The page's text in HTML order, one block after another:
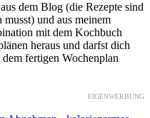
dem Blog (die Rezepte sind
und aus meinem
mit dem Kochbuch
heraus und darfst dich
fertigen Wochenplan
EIGENWERBUNG